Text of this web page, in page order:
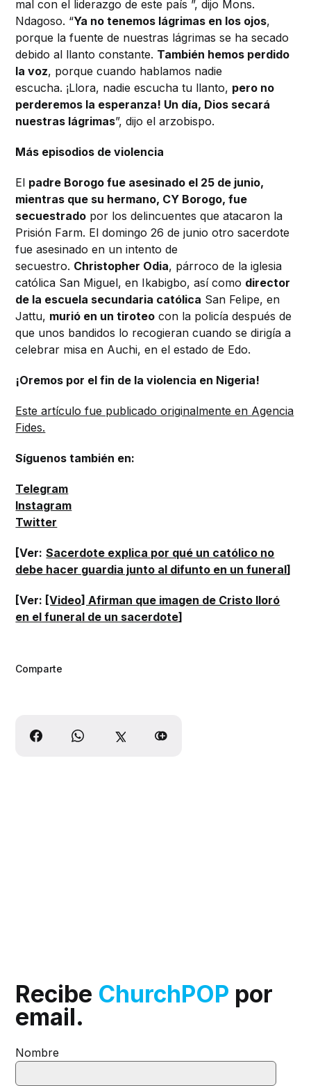
mal con el liderazgo de este país ”, dijo Mons.
Ndagoso. “Ya no tenemos lágrimas en los ojos,
porque la fuente de nuestras lágrimas se ha secado
debido al llanto constante. También hemos perdido
la voz, porque cuando hablamos nadie
escucha. ¡Llora, nadie escucha tu llanto, pero no
perderemos la esperanza! Un día, Dios secará
nuestras lágrimas”, dijo el arzobispo.
Más episodios de violencia
El padre Borogo fue asesinado el 25 de junio,
mientras que su hermano, CY Borogo, fue
secuestrado por los delincuentes que atacaron la
Prisión Farm. El domingo 26 de junio otro sacerdote
fue asesinado en un intento de
secuestro. Christopher Odia, párroco de la iglesia
católica San Miguel, en Ikabigbo, así como director
de la escuela secundaria católica San Felipe, en
Jattu, murió en un tiroteo con la policía después de
que unos bandidos lo recogieran cuando se dirigía a
celebrar misa en Auchi, en el estado de Edo.
¡Oremos por el fin de la violencia en Nigeria!
Este artículo fue publicado originalmente en Agencia
Fides.
Síguenos también en:
Telegram
Instagram
Twitter
[Ver: Sacerdote explica por qué un católico no
debe hacer guardia junto al difunto en un funeral]
[Ver: [Video] Afirman que imagen de Cristo lloró
en el funeral de un sacerdote]
Comparte
Recibe ChurchPOP por
email.
Nombre